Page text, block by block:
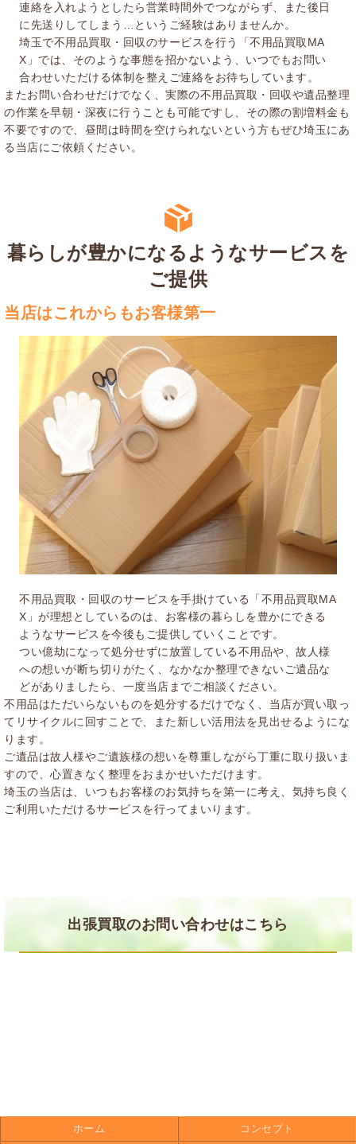
連絡を入れようとしたら営業時間外でつながらず、また後日
に先送りしてしまう…というご経験はありませんか。
埼玉で不用品買取・回収のサービスを行う「不用品買取MA
X」では、そのような事態を招かないよう、いつでもお問い
合わせいただける体制を整えご連絡をお待ちしています。
またお問い合わせだけでなく、実際の不用品買取・回収や遺品整理
の作業を早朝・深夜に行うことも可能ですし、その際の割増料金も
不要ですので、昼間は時間を空けられないという方もぜひ埼玉にあ
る当店にご依頼ください。
暮らしが豊かになるようなサービスを
ご提供
当店はこれからもお客様第一
不用品買取・回収のサービスを手掛けている「不用品買取MA
X」が理想としているのは、お客様の暮らしを豊かにできる
ようなサービスを今後もご提供していくことです。
つい億劫になって処分せずに放置している不用品や、故人様
への想いが断ち切りがたく、なかなか整理できないご遺品な
どがありましたら、一度当店までご相談ください。
不用品はただいらないものを処分するだけでなく、当店が買い取っ
てリサイクルに回すことで、また新しい活用法を見出せるようにな
ります。
ご遺品は故人様やご遺族様の想いを尊重しながら丁重に取り扱いま
すので、心置きなく整理をおまかせいただけます。
埼玉の当店は、いつもお客様のお気持ちを第一に考え、気持ち良く
ご利用いただけるサービスを行ってまいります。
出張買取のお問い合わせはこちら
ホーム コンセプト